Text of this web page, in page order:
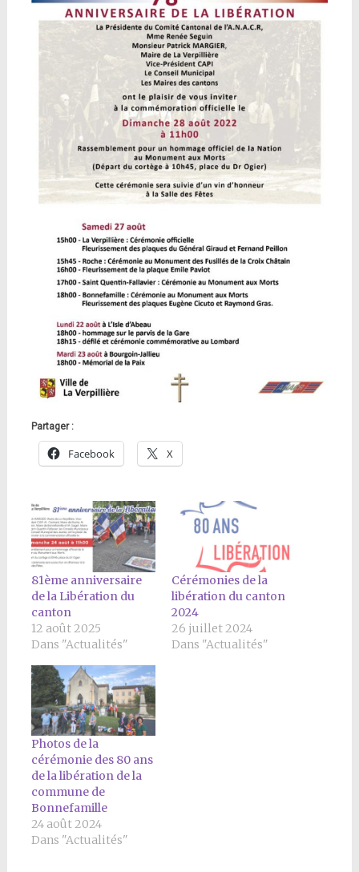
Partager :
Facebook X
81ème anniversaire
de la Libération du
canton
12 août 2025
Dans "Actualités"
Cérémonies de la
libération du canton
2024
26 juillet 2024
Dans "Actualités"
Photos de la
cérémonie des 80 ans
de la libération de la
commune de
Bonnefamille
24 août 2024
Dans "Actualités"